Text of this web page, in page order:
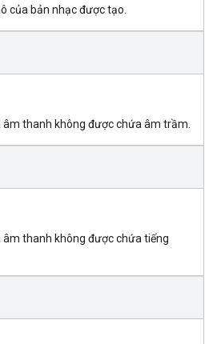
của bản nhạc được tạo.
âm thanh không được chứa âm trầm.
âm thanh không được chứa tiếng